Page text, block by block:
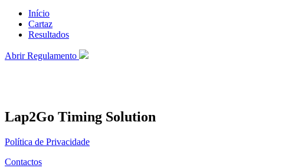
Início
Cartaz
Resultados
Abrir Regulamento
Lap2Go Timing Solution
Política de Privacidade
Contactos